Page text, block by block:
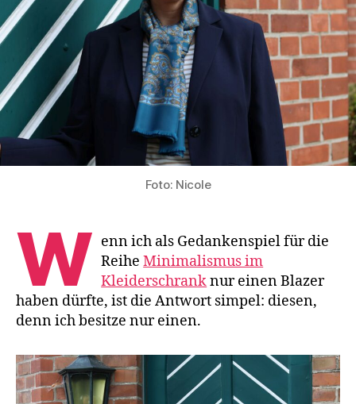
Foto: Nicole
W enn ich als Gedankenspiel für die
ReiheMinimalismus im
Kleiderschranknur einen Blazer
haben dürfte, ist die Antwort simpel: diesen,
denn ich besitze nur einen.